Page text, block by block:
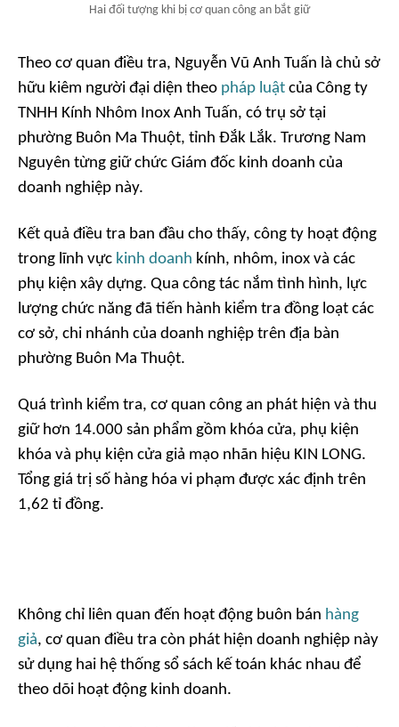
Hai đối tượng khi bị cơ quan công an bắt giữ
Theo cơ quan điều tra, Nguyễn Vũ Anh Tuấn là chủ sở
hữu kiêm người đại diện theo pháp luật của Công ty
TNHH Kính Nhôm Inox Anh Tuấn, có trụ sở tại
phường Buôn Ma Thuột, tỉnh Đắk Lắk. Trương Nam
Nguyên từng giữ chức Giám đốc kinh doanh của
doanh nghiệp này.
Kết quả điều tra ban đầu cho thấy, công ty hoạt động
trong lĩnh vực kinh doanh kính, nhôm, inox và các
phụ kiện xây dựng. Qua công tác nắm tình hình, lực
lượng chức năng đã tiến hành kiểm tra đồng loạt các
cơ sở, chi nhánh của doanh nghiệp trên địa bàn
phường Buôn Ma Thuột.
Quá trình kiểm tra, cơ quan công an phát hiện và thu
giữ hơn 14.000 sản phẩm gồm khóa cửa, phụ kiện
khóa và phụ kiện cửa giả mạo nhãn hiệu KIN LONG.
Tổng giá trị số hàng hóa vi phạm được xác định trên
1,62 tỉ đồng.
Không chỉ liên quan đến hoạt động buôn bán hàng
giả, cơ quan điều tra còn phát hiện doanh nghiệp này
sử dụng hai hệ thống sổ sách kế toán khác nhau để
theo dõi hoạt động kinh doanh.